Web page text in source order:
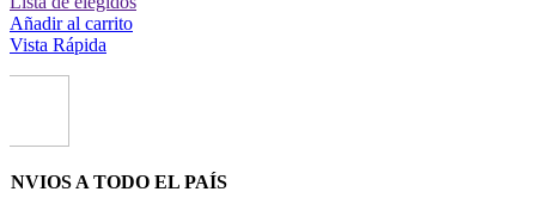
Añadir al carrito
Vista Rápida
A TODO EL PAÍS